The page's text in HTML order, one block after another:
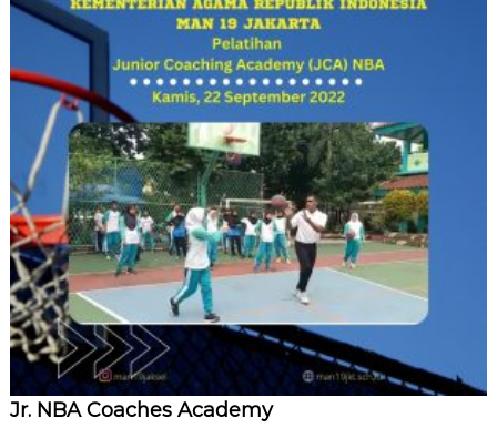
Jr. NBA Coaches Academy